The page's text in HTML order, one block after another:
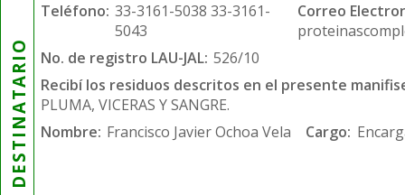
DESTINATARIO
Teléfono: 33-3161-5038 33-3161-
5043
Correo
No. de registro LAU-JAL: 526/10
Recibí los residuos descritos en el presente
PLUMA, VICERAS Y SANGRE.
Nombre: Francisco Javier Ochoa Vela Cargo: